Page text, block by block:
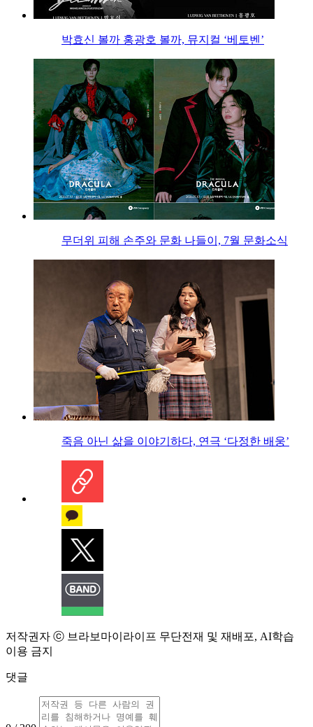
박효신 볼까 홍광호 볼까, 뮤지컬 ‘베토벤’
무더위 피해 손주와 문화 나들이, 7월 문화소식
죽음 아닌 삶을 이야기하다, 연극 ‘다정한 배웅’
저작권자 ⓒ 브라보마이라이프 무단전재 및 재배포, AI학습
이용 금지
댓글